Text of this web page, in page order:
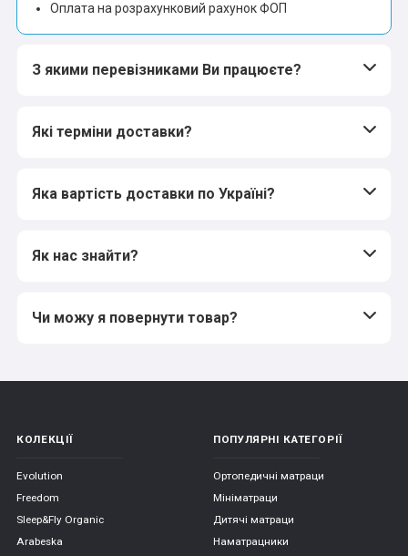
Оплата на розрахунковий рахунок ФОП
З якими перевізниками Ви працюєте?
Які терміни доставки?
Яка вартість доставки по Україні?
Як нас знайти?
Чи можу я повернути товар?
КОЛЕКЦІЇ
Evolution
Freedom
Sleep&Fly Organic
Arabeska
ПОПУЛЯРНІ КАТЕГОРІЇ
Ортопедичні матраци
Мініматраци
Дитячі матраци
Наматрацники